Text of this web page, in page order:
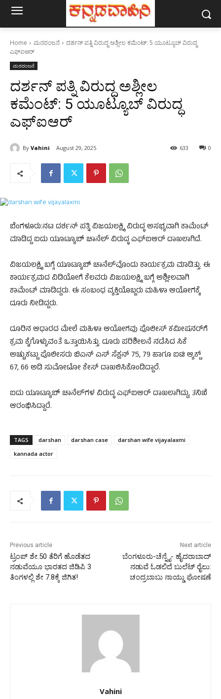
Home ಮನರಂಜನೆ
ದರ್ಶನ್ ಪತ್ನಿ ವಿರುದ್ಧ ಅಶ್ಲೀಲ ಕಮೆಂಟ್: 5 ಯೂಟ್ಯೂಬ್ ವಿರುದ್ಧ
ಎಫ್ಐಆರ್
ಮನರಂಜನೆ
ದರ್ಶನ್ ಪತ್ನಿ ವಿರುದ್ಧ ಅಶ್ಲೀಲ
ಕಮೆಂಟ್: 5 ಯೂಟ್ಯೂಬ್ ವಿರುದ್ಧ
ಎಫ್ಐಆರ್
By Vahini August 29, 2025 0
633
ಬೆಂಗಳೂರು:ನಟ ದರ್ಶನ್ ಪತ್ನಿ ವಿಜಯಲಕ್ಷ್ಮಿ ವಿರುದ್ಧ ಅಸಭ್ಯವಾಗಿ ಕಾಮೆಂಟ್
ಮಾಡಿದ್ದ ಐದು ಯೂಟ್ಯೂಬ್ ಚಾನೆಲ್ ವಿರುದ್ಧ ಎಫ್‌ಐಆರ್ ದಾಖಲಾಗಿದೆ.
ವಿಜಯಲಕ್ಷ್ಮಿ ಬಗ್ಗೆ ಯೂಟ್ಯೂಬ್ ಚಾನೆಲ್‌ವೊಂದು ಕಾರ್ಯಕ್ರಮ ಮಾಡಿತ್ತು. ಈ
ಕಾರ್ಯಕ್ರಮದ ವಿಡಿಯೋಗೆ ಕೆಲವರು ವಿಜಯಲಕ್ಷ್ಮಿ ಬಗ್ಗೆ ಅಶ್ಲೀಲವಾಗಿ
ಕಾಮೆಂಟ್ ಮಾಡಿದ್ದರು. ಈ ಸಂಬಂಧ ವ್ಯಕ್ತಿಯೊಬ್ಬರು ಮಹಿಳಾ ಆಯೋಗಕ್ಕೆ
ದೂರು ನೀಡಿದ್ದರು.
ದೂರಿನ ಆಧಾರದ ಮೇಲೆ ಮಹಿಳಾ ಆಯೋಗವು ಪೊಲೀಸ್ ಕಮೀಷನರ್‌ಗೆ
ಕ್ರಮ ಕೈಗೊಳ್ಳುವಂತೆ ಒತ್ತಾಯಿಸಿತ್ತು. ದೂರು ಪರಿಶೀಲನೆ ನಡೆಸಿದ ಸಿಕೆ
ಅಚ್ಚುಕಟ್ಟು ಪೊಲೀಸರು ಬಿಎನ್ ಎಸ್ ಸೆಕ್ಷನ್ 75, 79 ಹಾಗೂ ಐಟಿ ಆ್ಯಕ್ಟ್
67, 66 ಅಡಿ ಸುಮೋಟೋ ಕೇಸ್ ದಾಖಲಿಸಿಕೊಂಡಿದ್ದಾರೆ.
ಐದು ಯೂಟ್ಯೂಬ್ ಚಾನೆಲ್‌ಗಳ ವಿರುದ್ಧ ಎಫ್‌ಐಆರ್ ದಾಖಲಾಗಿದ್ದು, ತನಿಖೆ
ಆರಂಭಿಸಿದ್ದಾರೆ.
TAGS darshan darshan case
darshan wife vijayalaxmi
kannada actor
Previous article
ಟ್ರಂಪ್ ಶೇ.50 ತೆರಿಗೆ ಹೊಡೆತದ
ನಡುವೆಯೂ ಭಾರತದ ಜಿಡಿಪಿ 3
ತಿಂಗಳಲ್ಲಿ ಶೇ 7.8ಕ್ಕೆ ಜಿಗಿತ!
Next article
ಬೆಂಗಳೂರು-ಚೆನ್ನೈ- ಹೈದರಾಬಾದ್‌
ನಡುವೆ ಓಡಲಿದೆ ಬುಲೆಟ್‌ ರೈಲು:
ಚಂದ್ರಬಾಬು ನಾಯ್ಡು ಘೋಷಣೆ
Vahini